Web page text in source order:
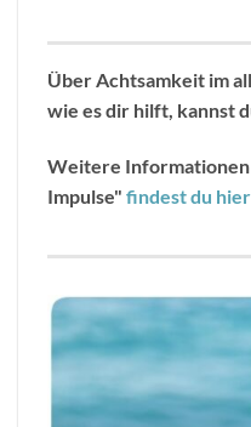
Über Achtsamkeit im
wie es dir hilft, kannst
Weitere Informationen
Impulse" findest du hier